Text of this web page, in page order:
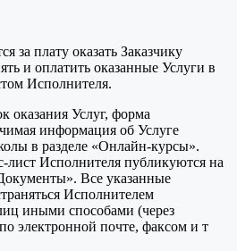
за плату оказать Заказчику
и оплатить оказанные Услуги в
Исполнителя.
оказания Услуг, форма
информация об Услуге
в разделе «Онлайн-курсы».
лист Исполнителя публикуются на
Все указанные
Исполнителем
иными способами (через
электронной почте, факсом и т